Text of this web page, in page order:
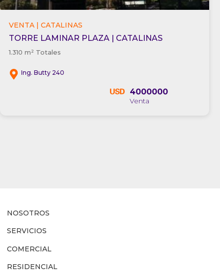
VENTA | CATALINAS
TORRE LAMINAR PLAZA | CATALINAS
1.310 m² Totales
Ing. Butty 240
4000000
NOSOTROS
SERVICIOS
COMERCIAL
RESIDENCIAL